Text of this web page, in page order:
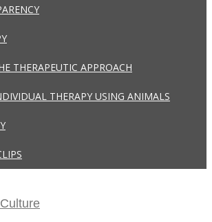
THERAPEUTIC APPROACH
THERAPY USING ANIMALS